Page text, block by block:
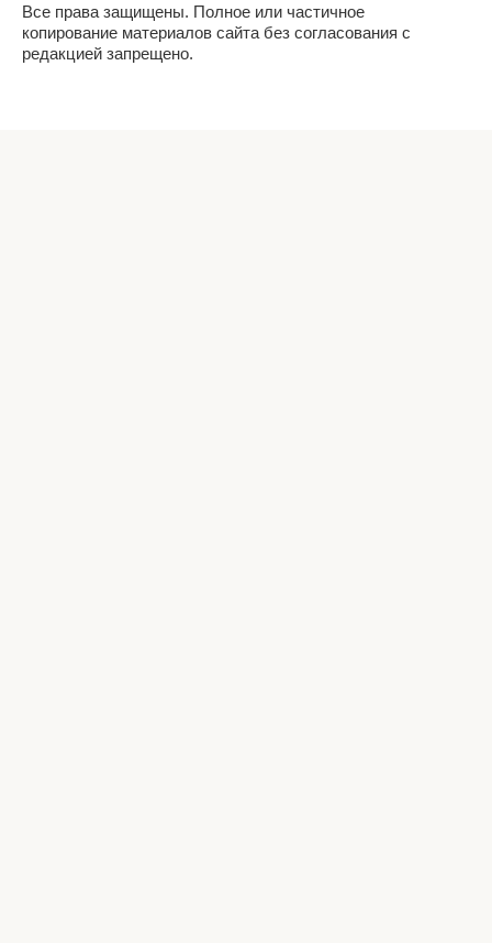
Все права защищены. Полное или частичное
копирование материалов сайта без согласования с
редакцией запрещено.